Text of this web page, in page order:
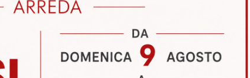
RI-FLEX 02 ICONICA 01